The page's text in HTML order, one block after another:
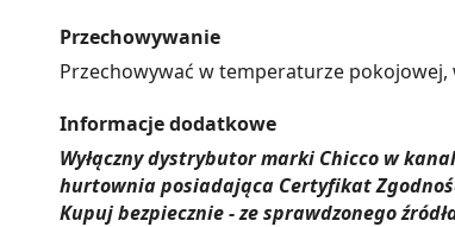
Przechowywanie
Przechowywać w temperaturze pokojowej,
Informacje dodatkowe
Wyłączny dystrybutor marki Chicco w
hurtownia posiadająca Certyfikat
Kupuj bezpiecznie - ze sprawdzonego